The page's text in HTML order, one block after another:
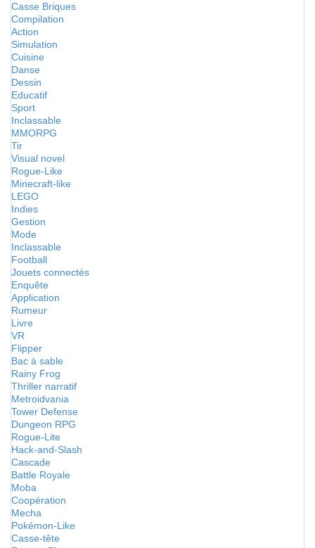
Casse Briques
Compilation
Action
Simulation
Cuisine
Danse
Dessin
Educatif
Sport
Inclassable
MMORPG
Tir
Visual novel
Rogue-Like
Minecraft-like
LEGO
Indies
Gestion
Mode
Inclassable
Football
Jouets connectés
Enquête
Application
Rumeur
Livre
VR
Flipper
Bac à sable
Rainy Frog
Thriller narratif
Metroidvania
Tower Defense
Dungeon RPG
Rogue-Lite
Hack-and-Slash
Cascade
Battle Royale
Moba
Coopération
Mecha
Pokémon-Like
Casse-tête